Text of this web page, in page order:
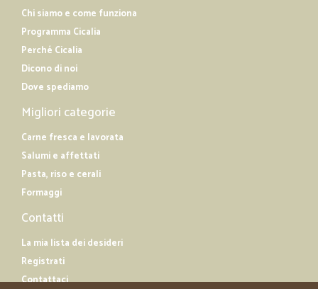
Chi siamo e come funziona
Programma Cicalia
Perché Cicalia
Dicono di noi
Dove spediamo
Migliori categorie
Carne fresca e lavorata
Salumi e affettati
Pasta, riso e cerali
Formaggi
Contatti
La mia lista dei desideri
Registrati
Contattaci